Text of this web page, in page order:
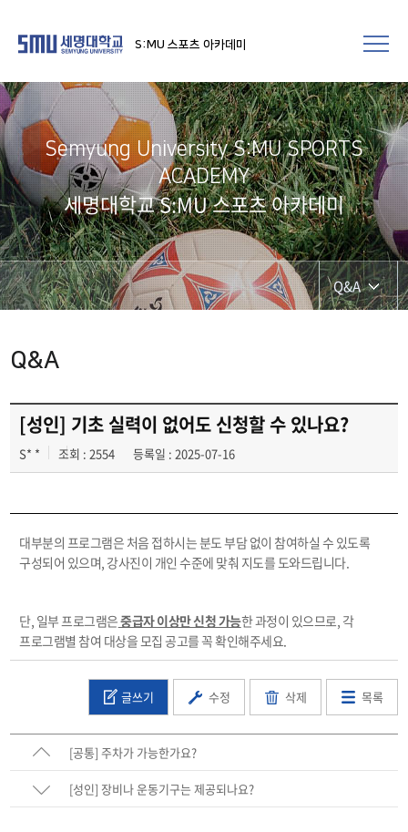
S:MU 스포츠 아카데미
Semyung University S:MU SPORTS
ACADEMY
세명대학교 S:MU 스포츠 아카데미
Q&A
Q&A
[성인] 기초 실력이 없어도 신청할 수 있나요?
S* * 조회 : 2554 등록일 : 2025-07-16
대부분의 프로그램은 처음 접하시는 분도 부담 없이 참여하실 수 있도록
구성되어 있으며, 강사진이 개인 수준에 맞춰 지도를 도와드립니다.
단, 일부 프로그램은중급자 이상만 신청 가능한 과정이 있으므로, 각
프로그램별 참여 대상을 모집 공고를 꼭 확인해주세요.
글쓰기 수정 삭제 목록
[공통] 주차가 가능한가요?
[성인] 장비나 운동기구는 제공되나요?